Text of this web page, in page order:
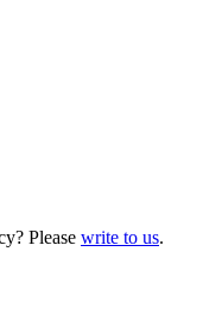
Please write to us.